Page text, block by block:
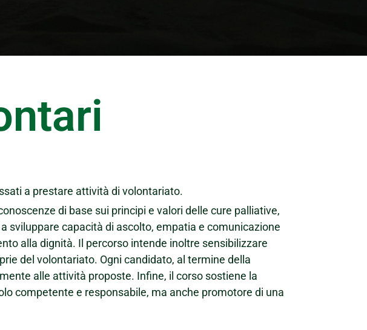
a prestare attività di volontariato.
di base sui principi e valori delle cure palliative,
sviluppare capacità di ascolto, empatia e comunicazione
alla dignità. Il percorso intende inoltre sensibilizzare
del volontariato. Ogni candidato, al termine della
alle attività proposte. Infine, il corso sostiene la
competente e responsabile, ma anche promotore di una